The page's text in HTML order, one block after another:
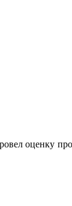
оценку